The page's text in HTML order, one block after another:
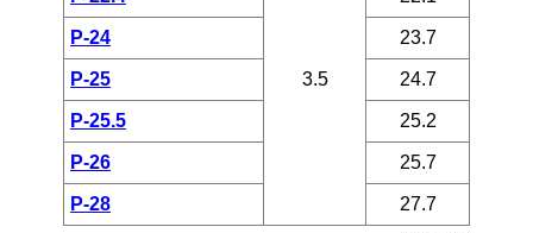
3.5
P-24 23.7
P-25 24.7
P-25.5 25.2
P-26 25.7
P-28 27.7